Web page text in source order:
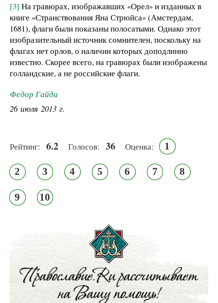
[3] На гравюрах, изображавших «Орел» и изданных в
книге «Странствования Яна Стрюйса» (Амстердам,
1681), флаги были показаны полосатыми. Однако этот
изобразительный источник сомнителен, поскольку на
флагах нет орлов, о наличии которых доподлинно
известно. Скорее всего, на гравюрах были изображены
голландские, а не российские флаги.
Федор Гайда
26 июля 2013 г.
Рейтинг: 6.2 Голосов: 36 Оценка: 1
2 3 4 5 6 7 8
9 10